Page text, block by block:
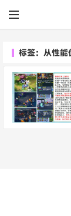
标签：从性能